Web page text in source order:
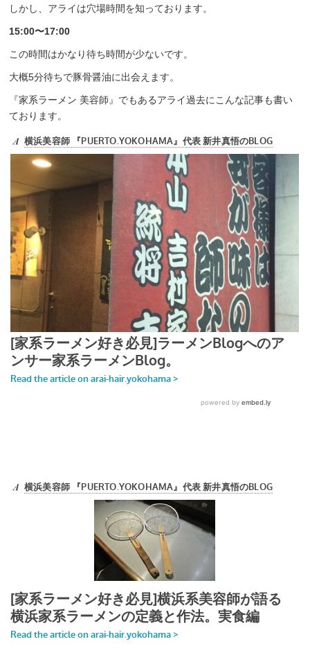
しかし、アライは穴場時間を知っております。
15:00〜17:00
この時間はかなり待ち時間が少ないです。
大概5分待ちで豚骨醤油に出会えます。
『家系ラーメン 美容師』でもあるアライ過去にこんな記事も書い
ております。